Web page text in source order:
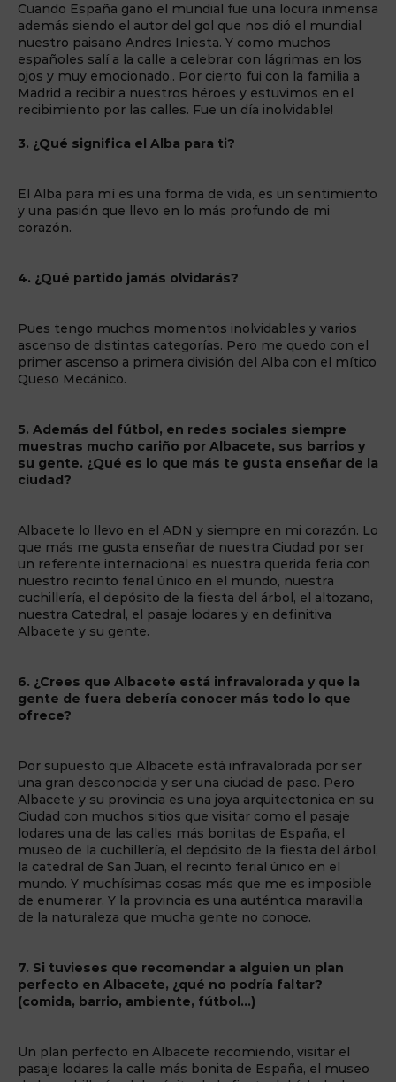
Cuando España ganó el mundial fue una locura inmensa
además siendo el autor del gol que nos dió el mundial
nuestro paisano Andres Iniesta. Y como muchos
españoles salí a la calle a celebrar con lágrimas en los
ojos y muy emocionado.. Por cierto fui con la familia a
Madrid a recibir a nuestros héroes y estuvimos en el
recibimiento por las calles. Fue un día inolvidable!
3. ¿Qué significa el Alba para ti?
El Alba para mí es una forma de vida, es un sentimiento
y una pasión que llevo en lo más profundo de mi
corazón.
4. ¿Qué partido jamás olvidarás?
Pues tengo muchos momentos inolvidables y varios
ascenso de distintas categorías. Pero me quedo con el
primer ascenso a primera división del Alba con el mítico
Queso Mecánico.
5. Además del fútbol, en redes sociales siempre
muestras mucho cariño por Albacete, sus barrios y
su gente. ¿Qué es lo que más te gusta enseñar de la
ciudad?
Albacete lo llevo en el ADN y siempre en mi corazón. Lo
que más me gusta enseñar de nuestra Ciudad por ser
un referente internacional es nuestra querida feria con
nuestro recinto ferial único en el mundo, nuestra
cuchillería, el depósito de la fiesta del árbol, el altozano,
nuestra Catedral, el pasaje lodares y en definitiva
Albacete y su gente.
6. ¿Crees que Albacete está infravalorada y que la
gente de fuera debería conocer más todo lo que
ofrece?
Por supuesto que Albacete está infravalorada por ser
una gran desconocida y ser una ciudad de paso. Pero
Albacete y su provincia es una joya arquitectonica en su
Ciudad con muchos sitios que visitar como el pasaje
lodares una de las calles más bonitas de España, el
museo de la cuchillería, el depósito de la fiesta del árbol,
la catedral de San Juan, el recinto ferial único en el
mundo. Y muchísimas cosas más que me es imposible
de enumerar. Y la provincia es una auténtica maravilla
de la naturaleza que mucha gente no conoce.
7. Si tuvieses que recomendar a alguien un plan
perfecto en Albacete, ¿qué no podría faltar?
(comida, barrio, ambiente, fútbol…)
Un plan perfecto en Albacete recomiendo, visitar el
pasaje lodares la calle más bonita de España, el museo